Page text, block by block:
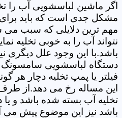
اگر ماشین لباسشویی آب را
مشکل جدی است که باید برای
مهم ترین دلایلی که سبب می
نتواند آب را به خوبی تخلیه
باشد.با این وجود علل
دستگاه لباسشویی سامسونگ
فیلتر یا پمپ تخلیه دچار هر
این مساله رخ می دهد.از
تخلیه آب بسته شده باشد و یا
باشد نیز این موضوع پیش می